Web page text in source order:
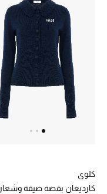
كلوي
كارديغان بقصة ضيقة وشعار